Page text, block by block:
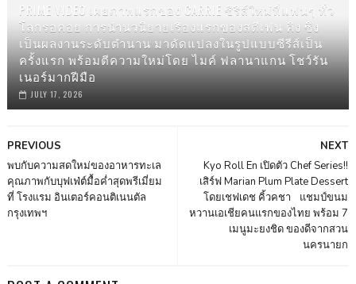
PRIME VIDEO เผยภาพแรกของ CARRIE ซีรีส์ใหม่ที่แฟนๆ ทั่ว
โลกรอคอย การนำนวนิยายเรื่องแรกของสตีเฟน คิง ซึ่ง
เป็นผลงานระดับตำนาน มาดัดแปลงในรูปแบบซีรีส์เป็น
ครั้งแรก พร้อมตีความใหม่โดย ไมค์ ฟลานาแกน โชว์รัน
เนอร์มากฝีมือ
JULY 17, 2026
NEXT
Kyo Roll En เปิดตัว Chef Series!!
เสิร์ฟ Marian Plum Plate Dessert
โดยเชฟเดช คิ้วคชา แชมป์ขนม
หวานเอเชียคนแรกของไทย พร้อม 7
เมนูมะยงชิด ของดีจากสวน
นครนายก
PREVIOUS
พบกับความสดใหม่ของอาหารทะเล
คุณภาพกับบุฟเฟ่ต์มื้อค่ำสุดพรีเมี่ยม
ที่ โรงแรม อินเตอร์คอนติเนนตัล
กรุงเทพฯ